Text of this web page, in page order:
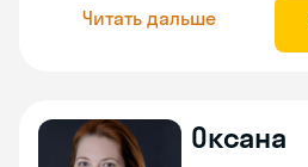
Читать дальше
Оксана